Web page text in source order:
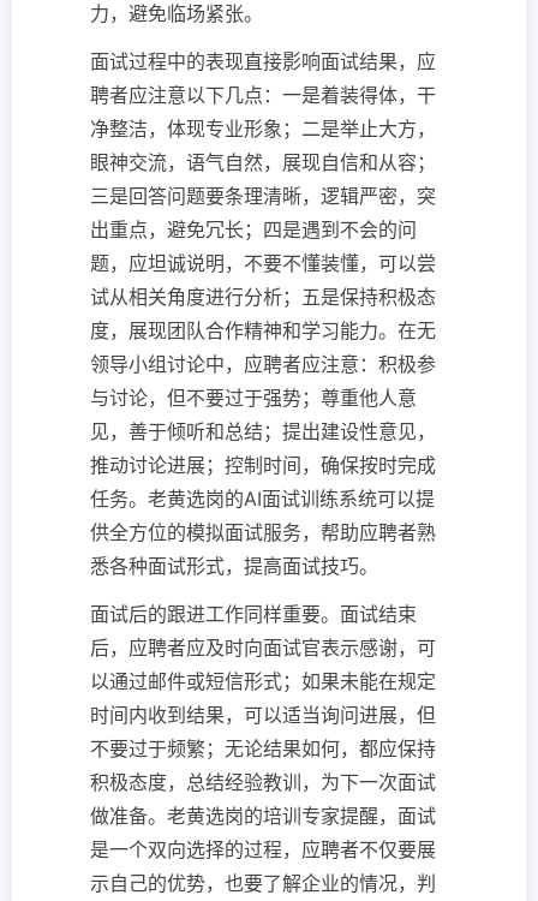
力，避免临场紧张。
面试过程中的表现直接影响面试结果，应
聘者应注意以下几点：一是着装得体，干
净整洁，体现专业形象；二是举止大方，
眼神交流，语气自然，展现自信和从容；
三是回答问题要条理清晰，逻辑严密，突
出重点，避免冗长；四是遇到不会的问
题，应坦诚说明，不要不懂装懂，可以尝
试从相关角度进行分析；五是保持积极态
度，展现团队合作精神和学习能力。在无
领导小组讨论中，应聘者应注意：积极参
与讨论，但不要过于强势；尊重他人意
见，善于倾听和总结；提出建设性意见，
推动讨论进展；控制时间，确保按时完成
任务。老黄选岗的AI面试训练系统可以提
供全方位的模拟面试服务，帮助应聘者熟
悉各种面试形式，提高面试技巧。
面试后的跟进工作同样重要。面试结束
后，应聘者应及时向面试官表示感谢，可
以通过邮件或短信形式；如果未能在规定
时间内收到结果，可以适当询问进展，但
不要过于频繁；无论结果如何，都应保持
积极态度，总结经验教训，为下一次面试
做准备。老黄选岗的培训专家提醒，面试
是一个双向选择的过程，应聘者不仅要展
示自己的优势，也要了解企业的情况，判